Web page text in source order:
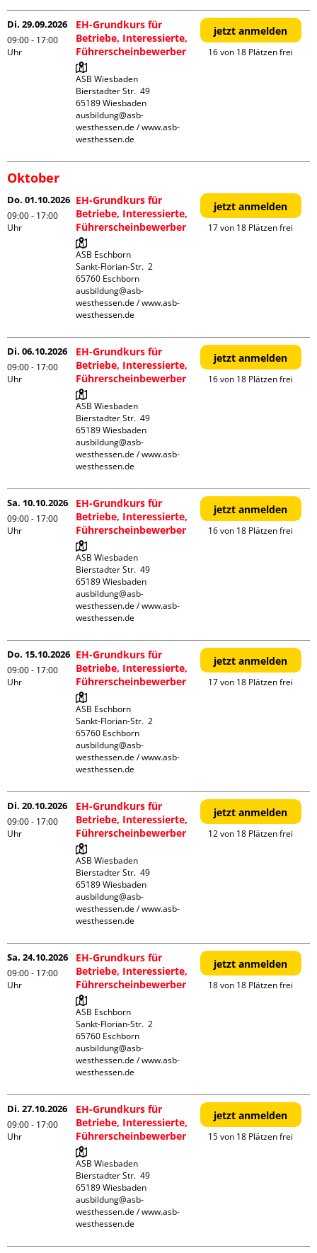
Di. 29.09.2026
09:00 - 17:00
Uhr
EH-Grundkurs für
Betriebe, Interessierte,
Führerscheinbewerber
ASB Wiesbaden
Bierstadter Str.  49
65189 Wiesbaden
ausbildung@asb-
westhessen.de / www.asb-
westhessen.de
jetzt anmelden
16 von 18 Plätzen frei
Oktober
Do. 01.10.2026
09:00 - 17:00
Uhr
EH-Grundkurs für
Betriebe, Interessierte,
Führerscheinbewerber
ASB Eschborn
Sankt-Florian-Str.  2
65760 Eschborn
ausbildung@asb-
westhessen.de / www.asb-
westhessen.de
jetzt anmelden
17 von 18 Plätzen frei
Di. 06.10.2026
09:00 - 17:00
Uhr
EH-Grundkurs für
Betriebe, Interessierte,
Führerscheinbewerber
ASB Wiesbaden
Bierstadter Str.  49
65189 Wiesbaden
ausbildung@asb-
westhessen.de / www.asb-
westhessen.de
jetzt anmelden
16 von 18 Plätzen frei
Sa. 10.10.2026
09:00 - 17:00
Uhr
EH-Grundkurs für
Betriebe, Interessierte,
Führerscheinbewerber
ASB Wiesbaden
Bierstadter Str.  49
65189 Wiesbaden
ausbildung@asb-
westhessen.de / www.asb-
westhessen.de
jetzt anmelden
16 von 18 Plätzen frei
Do. 15.10.2026
09:00 - 17:00
Uhr
EH-Grundkurs für
Betriebe, Interessierte,
Führerscheinbewerber
ASB Eschborn
Sankt-Florian-Str.  2
65760 Eschborn
ausbildung@asb-
westhessen.de / www.asb-
westhessen.de
jetzt anmelden
17 von 18 Plätzen frei
Di. 20.10.2026
09:00 - 17:00
Uhr
EH-Grundkurs für
Betriebe, Interessierte,
Führerscheinbewerber
ASB Wiesbaden
Bierstadter Str.  49
65189 Wiesbaden
ausbildung@asb-
westhessen.de / www.asb-
westhessen.de
jetzt anmelden
12 von 18 Plätzen frei
Sa. 24.10.2026
09:00 - 17:00
Uhr
EH-Grundkurs für
Betriebe, Interessierte,
Führerscheinbewerber
ASB Eschborn
Sankt-Florian-Str.  2
65760 Eschborn
ausbildung@asb-
westhessen.de / www.asb-
westhessen.de
jetzt anmelden
18 von 18 Plätzen frei
Di. 27.10.2026
09:00 - 17:00
Uhr
EH-Grundkurs für
Betriebe, Interessierte,
Führerscheinbewerber
ASB Wiesbaden
Bierstadter Str.  49
65189 Wiesbaden
ausbildung@asb-
westhessen.de / www.asb-
westhessen.de
jetzt anmelden
15 von 18 Plätzen frei